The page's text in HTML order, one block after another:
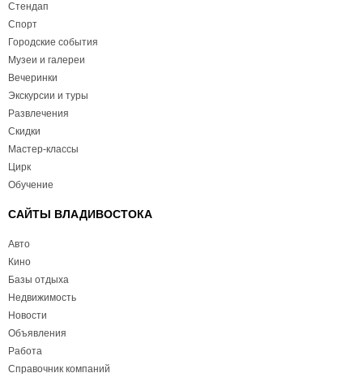
Стендап
Спорт
Городские события
Музеи и галереи
Вечеринки
Экскурсии и туры
Развлечения
Скидки
Мастер-классы
Цирк
Обучение
САЙТЫ ВЛАДИВОСТОКА
Авто
Кино
Базы отдыха
Недвижимость
Новости
Объявления
Работа
Справочник компаний